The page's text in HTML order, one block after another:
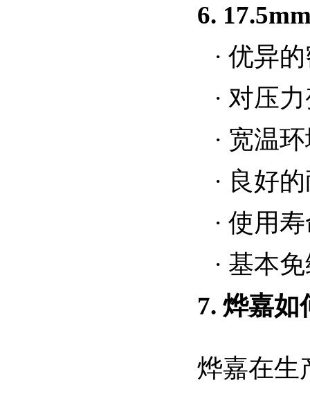
6.
· 优异
· 对压
· 宽温
· 良好
· 使用
· 基本
7. 烨嘉如
烨嘉在生